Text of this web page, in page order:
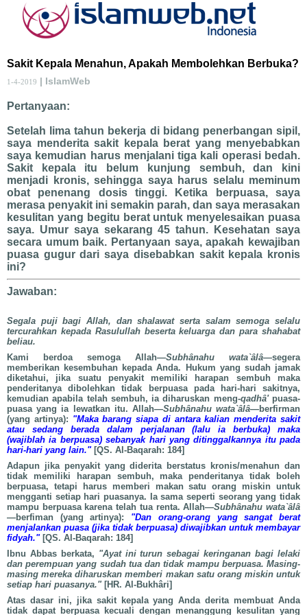
Sakit Kepala Menahun, Apakah Membolehkan Berbuka?
1-4-2019 | IslamWeb
Pertanyaan:
Setelah lima tahun bekerja di bidang penerbangan sipil,
saya menderita sakit kepala berat yang menyebabkan
saya kemudian harus menjalani tiga kali operasi bedah.
Sakit kepala itu belum kunjung sembuh, dan kini
menjadi kronis, sehingga saya harus selalu meminum
obat penenang dosis tinggi. Ketika berpuasa, saya
merasa penyakit ini semakin parah, dan saya merasakan
kesulitan yang begitu berat untuk menyelesaikan puasa
saya. Umur saya sekarang 45 tahun. Kesehatan saya
secara umum baik. Pertanyaan saya, apakah kewajiban
puasa gugur dari saya disebabkan sakit kepala kronis
ini?
Jawaban:
Segala puji bagi Allah, dan shalawat serta salam semoga selalu
tercurahkan kepada Rasulullah beserta keluarga dan para shahabat
beliau.
Kami berdoa semoga Allah—Subhânahu wata`âlâ—segera
memberikan kesembuhan kepada Anda. Hukum yang sudah jamak
diketahui, jika suatu penyakit memiliki harapan sembuh maka
penderitanya dibolehkan tidak berpuasa pada hari-hari sakitnya,
kemudian apabila telah sembuh, ia diharuskan meng-qadhâ'puasa-
puasa yang ia lewatkan itu. Allah—Subhânahu wata`âlâ—berfirman
(yang artinya): "Maka barang siapa di antara kalian menderita sakit
atau sedang berada dalam perjalanan (lalu ia berbuka) maka
(wajiblah ia berpuasa) sebanyak hari yang ditinggalkannya itu pada
hari-hari yang lain."[QS. Al-Baqarah: 184]
Adapun jika penyakit yang diderita berstatus kronis/menahun dan
tidak memiliki harapan sembuh, maka penderitanya tidak boleh
berpuasa, tetapi harus memberi makan satu orang miskin untuk
mengganti setiap hari puasanya. Ia sama seperti seorang yang tidak
mampu berpuasa karena telah tua renta. Allah—Subhânahu wata`âlâ
—berfiman (yang artinya): "Dan orang-orang yang sangat berat
menjalankan puasa (jika tidak berpuasa) diwajibkan untuk membayar
fidyah." [QS. Al-Baqarah: 184]
Ibnu Abbas berkata, "Ayat ini turun sebagai keringanan bagi lelaki
dan perempuan yang sudah tua dan tidak mampu berpuasa. Masing-
masing mereka diharuskan memberi makan satu orang miskin untuk
setiap hari puasanya." [HR. Al-Bukhâri]
Atas dasar ini, jika sakit kepala yang Anda derita membuat Anda
tidak dapat berpuasa kecuali dengan menanggung kesulitan yang